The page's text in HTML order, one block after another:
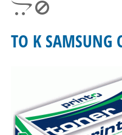
TO K SAMSUNG